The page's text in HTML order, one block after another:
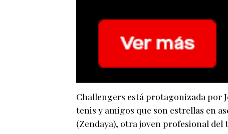
Challengers está protagonizada por
tenis y amigos que son estrellas en
(Zendaya), otra joven profesional del